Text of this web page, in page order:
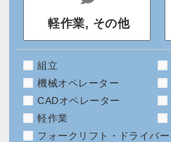
軽作業, その他
組立
機械オペレーター
CADオペレーター
軽作業
フォークリフト・ドライバー